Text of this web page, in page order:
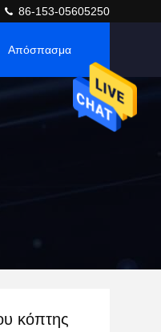
86-153-05605250
Απόσπασμα
κόπτης